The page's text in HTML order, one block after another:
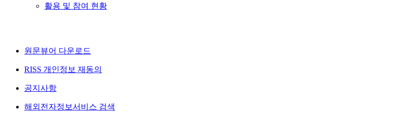
활용 및 참여 현황
원문뷰어 다운로드
RISS 개인정보 재동의
공지사항
해외전자정보서비스 검색